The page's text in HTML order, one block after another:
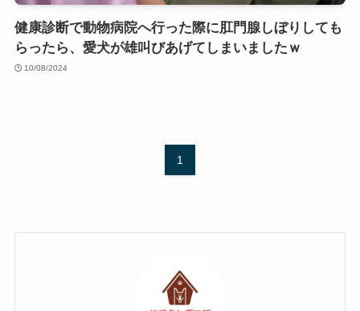
健康診断で動物病院へ行った際に肛門腺しぼりしても
らったら、愛犬が雄叫びあげてしまいましたｗ
10/08/2024
1